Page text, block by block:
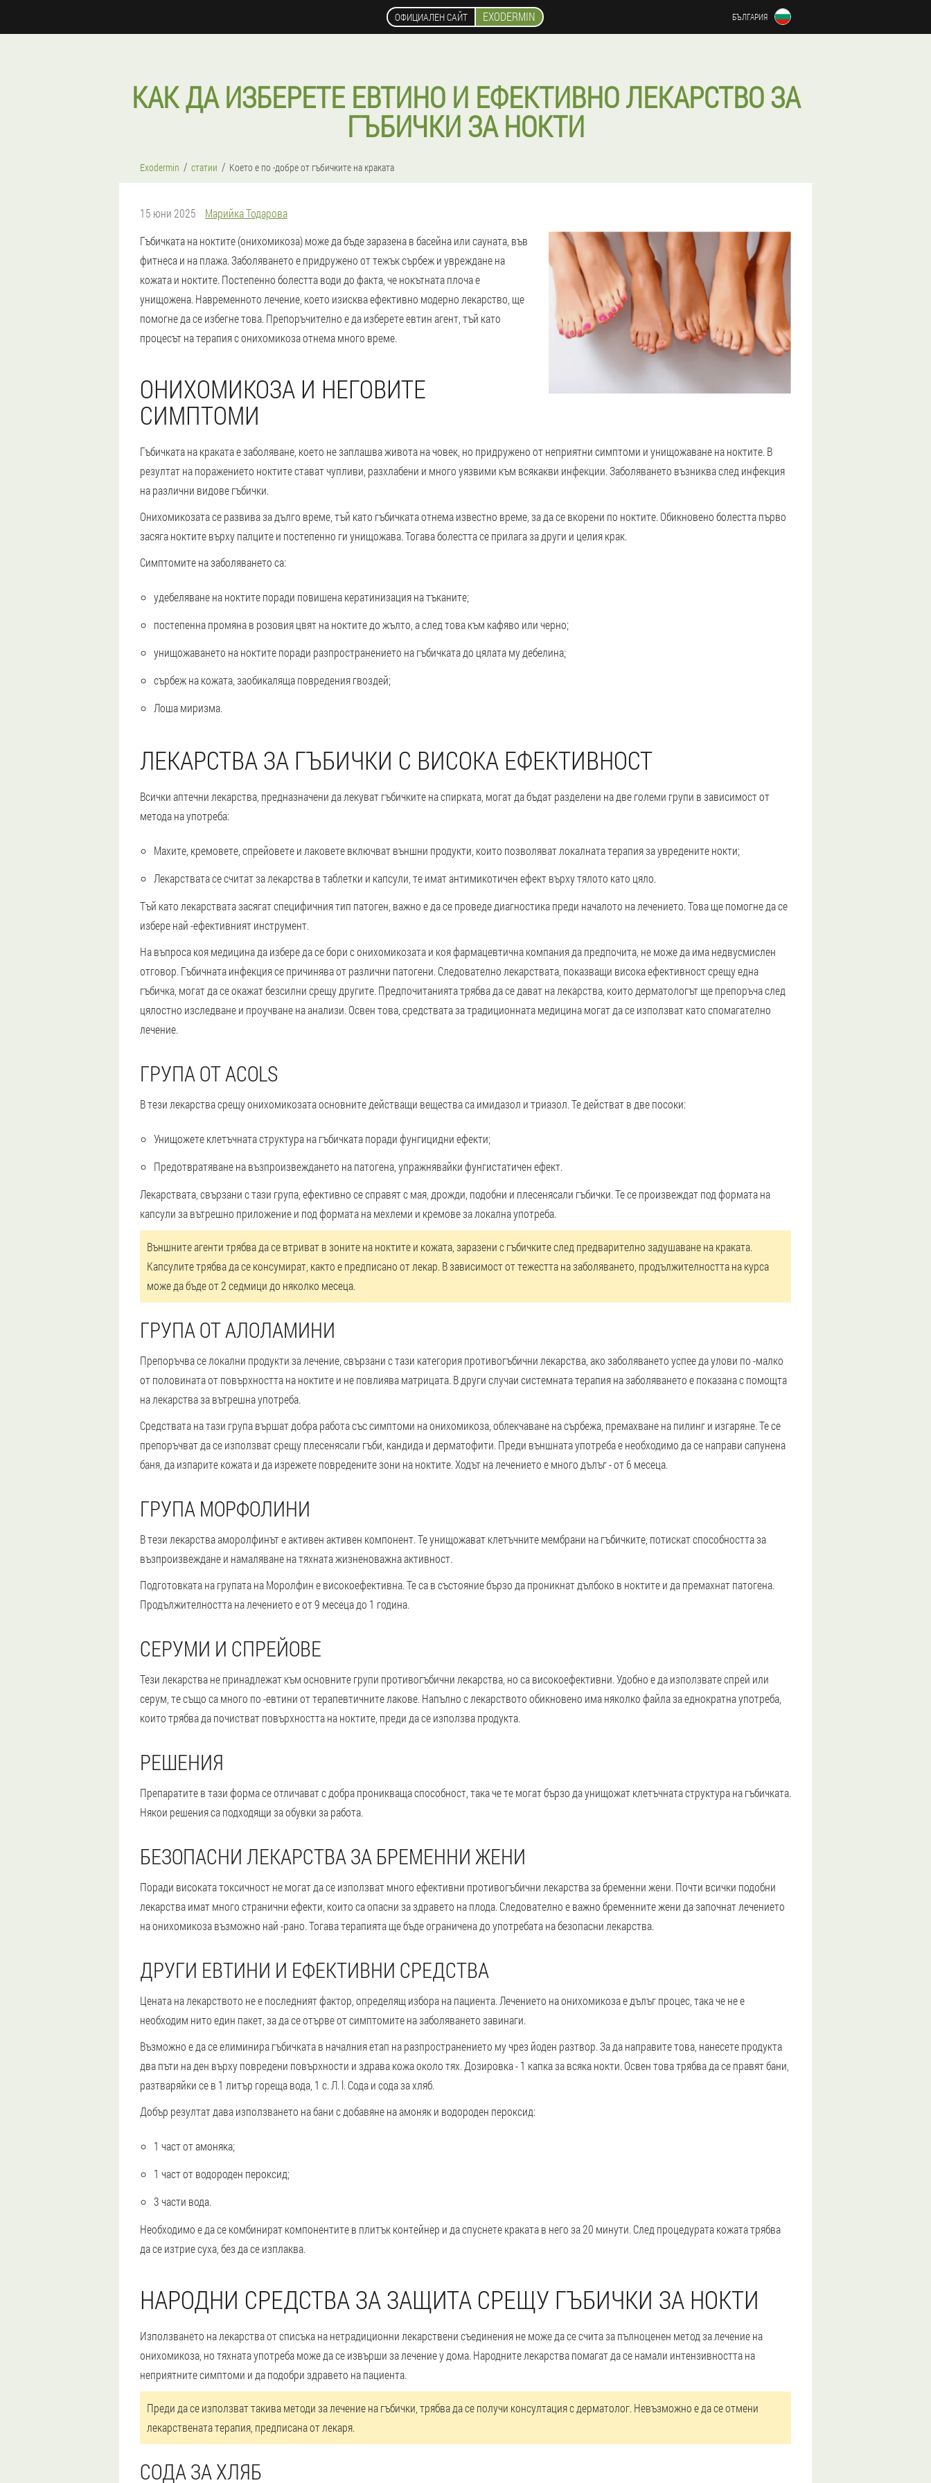
ОФИЦИАЛЕН САЙТ EXODERMIN БЪЛГАРИЯ
КАК ДА ИЗБЕРЕТЕ ЕВТИНО И ЕФЕКТИВНО ЛЕКАРСТВО ЗА
ГЪБИЧКИ ЗА НОКТИ
Exodermin статии Което е по -добре от гъбичките на краката
15 юни 2025
Марийка Тодарова
Гъбичката на ноктите (онихомикоза) може да бъде заразена в басейна или сауната, във
фитнеса и на плажа. Заболяването е придружено от тежък сърбеж и увреждане на
кожата и ноктите. Постепенно болестта води до факта, че нокътната плоча е
унищожена. Навременното лечение, което изисква ефективно модерно лекарство, ще
помогне да се избегне това. Препоръчително е да изберете евтин агент, тъй като
процесът на терапия с онихомикоза отнема много време.
ОНИХОМИКОЗА И НЕГОВИТЕ
СИМПТОМИ
Гъбичката на краката е заболяване, което не заплашва живота на човек, но придружено от неприятни симптоми и унищожаване на ноктите. В
резултат на поражението ноктите стават чупливи, разхлабени и много уязвими към всякакви инфекции. Заболяването възниква след инфекция
на различни видове гъбички.
Онихомикозата се развива за дълго време, тъй като гъбичката отнема известно време, за да се вкорени по ноктите. Обикновено болестта първо
засяга ноктите върху палците и постепенно ги унищожава. Тогава болестта се прилага за други и целия крак.
Симптомите на заболяването са:
удебеляване на ноктите поради повишена кератинизация на тъканите;
постепенна промяна в розовия цвят на ноктите до жълто, а след това към кафяво или черно;
унищожаването на ноктите поради разпространението на гъбичката до цялата му дебелина;
сърбеж на кожата, заобикаляща повредения гвоздей;
Лоша миризма.
ЛЕКАРСТВА ЗА ГЪБИЧКИ С ВИСОКА ЕФЕКТИВНОСТ
Всички аптечни лекарства, предназначени да лекуват гъбичките на спирката, могат да бъдат разделени на две големи групи в зависимост от
метода на употреба:
Махите, кремовете, спрейовете и лаковете включват външни продукти, които позволяват локалната терапия за увредените нокти;
Лекарствата се считат за лекарства в таблетки и капсули, те имат антимикотичен ефект върху тялото като цяло.
Тъй като лекарствата засягат специфичния тип патоген, важно е да се проведе диагностика преди началото на лечението.Това ще помогне да се
избере най -ефективният инструмент.
На въпроса коя медицина да избере да се бори с онихомикозата и коя фармацевтична компания да предпочита, не може да има недвусмислен
отговор. Гъбичната инфекция се причинява от различни патогени. Следователно лекарствата, показващи висока ефективност срещу една
гъбичка, могат да се окажат безсилни срещу другите. Предпочитанията трябва да се дават на лекарства, които дерматологът ще препоръча след
цялостно изследване и проучване на анализи. Освен това, средствата за традиционната медицина могат да се използват като спомагателно
лечение.
ГРУПА ОТ ACOLS
В тези лекарства срещу онихомикозата основните действащи вещества са имидазол и триазол. Те действат в две посоки:
Унищожете клетъчната структура на гъбичката поради фунгицидни ефекти;
Предотвратяване на възпроизвеждането на патогена, упражнявайки фунгистатичен ефект.
Лекарствата, свързани с тази група, ефективно се справят с мая, дрожди, подобни и плесенясали гъбички. Те се произвеждат под формата на
капсули за вътрешно приложение и под формата на мехлеми и кремове за локална употреба.
Външните агенти трябва да се втриват в зоните на ноктите и кожата, заразени с гъбичките след предварително задушаване на краката.
Капсулите трябва да се консумират, както е предписано от лекар. В зависимост от тежестта на заболяването, продължителността на курса
може да бъде от 2 седмици до няколко месеца.
ГРУПА ОТ АЛОЛАМИНИ
Препоръчва се локални продукти за лечение, свързани с тази категория противогъбични лекарства, ако заболяването успее да улови по -малко
от половината от повърхността на ноктите и не повлиява матрицата. В други случаи системната терапия на заболяването е показана с помощта
на лекарства за вътрешна употреба.
Средствата на тази група вършат добра работа със симптоми на онихомикоза, облекчаване на сърбежа, премахване на пилинг и изгаряне. Те се
препоръчват да се използват срещу плесенясали гъби, кандида и дерматофити. Преди външната употреба е необходимо да се направи сапунена
баня, да изпарите кожата и да изрежете повредените зони на ноктите. Ходът на лечението е много дълъг - от 6 месеца.
ГРУПА МОРФОЛИНИ
В тези лекарства аморолфинът е активен активен компонент. Те унищожават клетъчните мембрани на гъбичките, потискат способността за
възпроизвеждане и намаляване на тяхната жизненоважна активност.
Подготовката на групата на Моролфин е високоефективна. Те са в състояние бързо да проникнат дълбоко в ноктите и да премахнат патогена.
Продължителността на лечението е от 9 месеца до 1 година.
СЕРУМИ И СПРЕЙОВЕ
Тези лекарства не принадлежат към основните групи противогъбични лекарства, но са високоефективни. Удобно е да използвате спрей или
серум, те също са много по -евтини от терапевтичните лакове. Напълно с лекарството обикновено има няколко файла за еднократна употреба,
които трябва да почистват повърхността на ноктите, преди да се използва продукта.
РЕШЕНИЯ
Препаратите в тази форма се отличават с добра проникваща способност, така че те могат бързо да унищожат клетъчната структура на гъбичката.
Някои решения са подходящи за обувки за работа.
БЕЗОПАСНИ ЛЕКАРСТВА ЗА БРЕМЕННИ ЖЕНИ
Поради високата токсичност не могат да се използват много ефективни противогъбични лекарства за бременни жени. Почти всички подобни
лекарства имат много странични ефекти, които са опасни за здравето на плода. Следователно е важно бременните жени да започнат лечението
на онихомикоза възможно най -рано. Тогава терапията ще бъде ограничена до употребата на безопасни лекарства.
ДРУГИ ЕВТИНИ И ЕФЕКТИВНИ СРЕДСТВА
Цената на лекарството не е последният фактор, определящ избора на пациента. Лечението на онихомикоза е дълъг процес, така че не е
необходим нито един пакет, за да се отърве от симптомите на заболяването завинаги.
Възможно е да се елиминира гъбичката в началния етап на разпространението му чрез йоден разтвор.За да направите това, нанесете продукта
два пъти на ден върху повредени повърхности и здрава кожа около тях. Дозировка - 1 капка за всяка нокти. Освен това трябва да се правят бани,
разтваряйки се в 1 литър гореща вода, 1 с. Л. l. Сода и сода за хляб.
Добър резултат дава използването на бани с добавяне на амоняк и водороден пероксид:
1 част от амоняка;
1 част от водороден пероксид;
3 части вода.
Необходимо е да се комбинират компонентите в плитък контейнер и да спуснете краката в него за 20 минути. След процедурата кожата трябва
да се изтрие суха, без да се изплаква.
НАРОДНИ СРЕДСТВА ЗА ЗАЩИТА СРЕЩУ ГЪБИЧКИ ЗА НОКТИ
Използването на лекарства от списъка на нетрадиционни лекарствени съединения не може да се счита за пълноценен метод за лечение на
онихомикоза, но тяхната употреба може да се извърши за лечение у дома. Народните лекарства помагат да се намали интензивността на
неприятните симптоми и да подобри здравето на пациента.
Преди да се използват такива методи за лечение на гъбички, трябва да се получи консултация с дерматолог. Невъзможно е да се отмени
лекарствената терапия, предписана от лекаря.
СОДА ЗА ХЛЯБ